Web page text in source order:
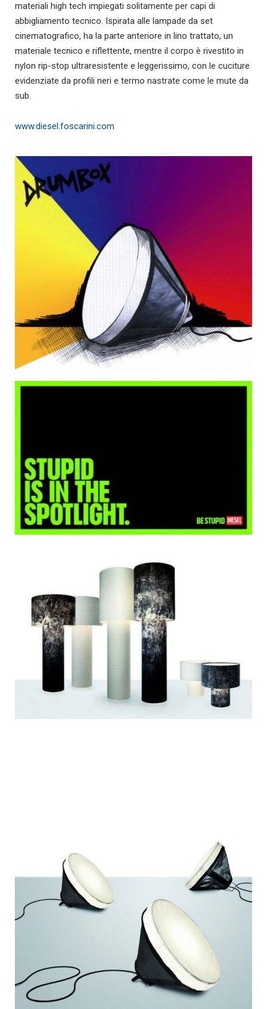
materiali high tech impiegati solitamente per capi di
abbigliamento tecnico. Ispirata alle lampade da set
cinematografico, ha la parte anteriore in lino trattato, un
materiale tecnico e riflettente, mentre il corpo è rivestito in
nylon rip-stop ultraresistente e leggerissimo, con le cuciture
evidenziate da profili neri e termo nastrate come le mute da
sub.
www.diesel.foscarini.com